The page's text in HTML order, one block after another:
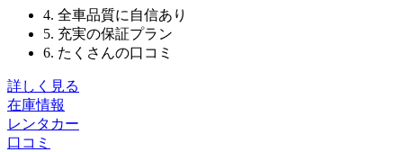
4. 全車品質に自信あり
5. 充実の保証プラン
6. たくさんの口コミ
詳しく見る
在庫情報
レンタカー
口コミ